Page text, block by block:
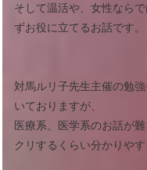
そして温活や、女性なら
ずお役に立てるお話です。
対馬ルリ子先生主催の勉
いておりますが、
医療系、医学系のお話が
クリするくらい分かりや